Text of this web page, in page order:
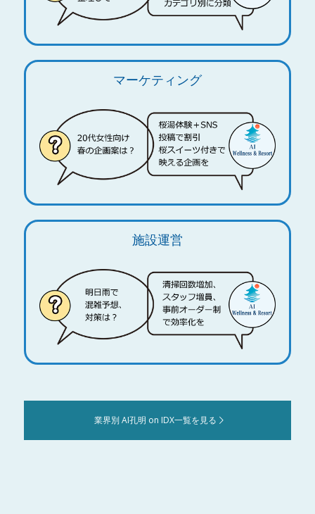
マーケティング
施設運営
業界別 AI孔明 on IDX一覧を見る